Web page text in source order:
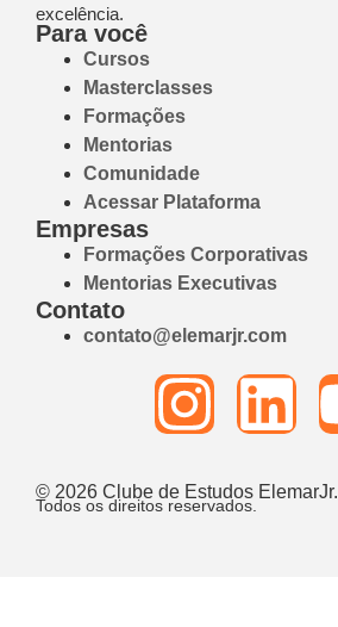
excelência.
Para você
Cursos
Masterclasses
Formações
Mentorias
Comunidade
Acessar Plataforma
Empresas
Formações Corporativas
Mentorias Executivas
Contato
contato@elemarjr.com
© 2026 Clube de Estudos ElemarJr.
Todos os direitos reservados.